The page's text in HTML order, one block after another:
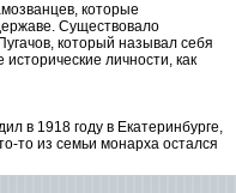
которые
Существовало
который называл себя
личности, как
в 1918 году в Екатеринбурге,
то из семьи монарха остался